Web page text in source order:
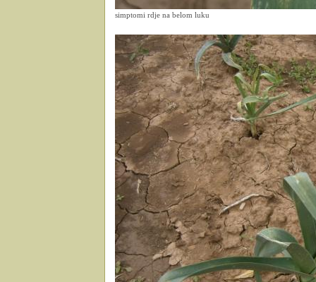
simptomi rdje na belom luku